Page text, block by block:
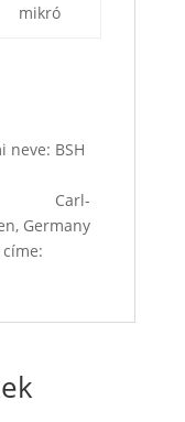
mikró
neve: BSH
Carl-
Germany